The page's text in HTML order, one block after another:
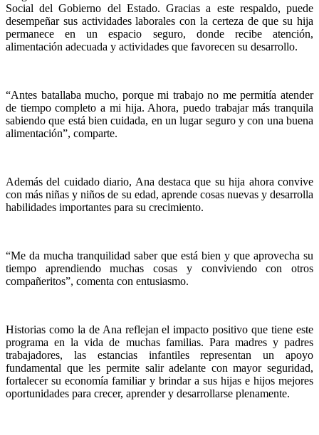
Social del Gobierno del Estado. Gracias a este respaldo, puede
desempeñar sus actividades laborales con la certeza de que su hija
permanece en un espacio seguro, donde recibe atención,
alimentación adecuada y actividades que favorecen su desarrollo.
“Antes batallaba mucho, porque mi trabajo no me permitía atender
de tiempo completo a mi hija. Ahora, puedo trabajar más tranquila
sabiendo que está bien cuidada, en un lugar seguro y con una buena
alimentación”, comparte.
Además del cuidado diario, Ana destaca que su hija ahora convive
con más niñas y niños de su edad, aprende cosas nuevas y desarrolla
habilidades importantes para su crecimiento.
“Me da mucha tranquilidad saber que está bien y que aprovecha su
tiempo aprendiendo muchas cosas y conviviendo con otros
compañeritos”, comenta con entusiasmo.
Historias como la de Ana reflejan el impacto positivo que tiene este
programa en la vida de muchas familias. Para madres y padres
trabajadores, las estancias infantiles representan un apoyo
fundamental que les permite salir adelante con mayor seguridad,
fortalecer su economía familiar y brindar a sus hijas e hijos mejores
oportunidades para crecer, aprender y desarrollarse plenamente.